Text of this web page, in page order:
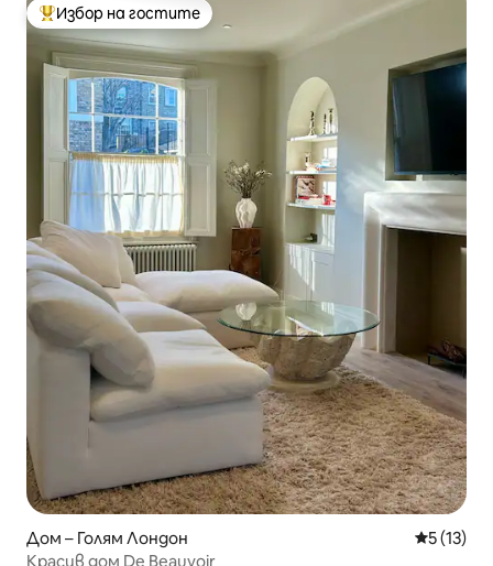
Най-популярен избор на гостите
Избор на гостите
Дом – Голям Лондон Средна
5 (13)
Красив дом De Beauvoir